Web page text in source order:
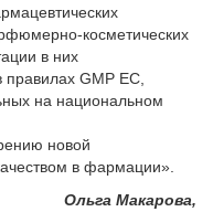
косметических
в них
правилах GMP ЕС,
на национальном
новой
в фармации».
Ольга Макарова,